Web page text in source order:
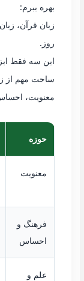
بهره ببرم:
زبان قرآن،
روز.
این سه فقط
ساحت مهم از
معنویت،
حوزه
معنویت
فرهنگ و
احساس
علم و